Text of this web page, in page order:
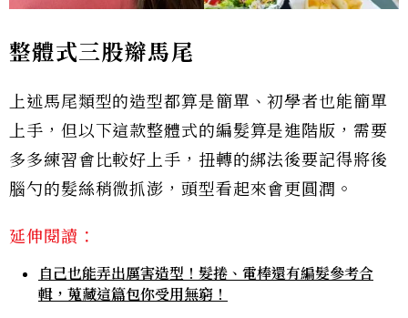
整體式三股辮馬尾
上述馬尾類型的造型都算是簡單、初學者也能簡單
上手，但以下這款整體式的編髮算是進階版，需要
多多練習會比較好上手，扭轉的綁法後要記得將後
腦勺的髮絲稍微抓澎，頭型看起來會更圓潤。
延伸閱讀：
自己也能弄出厲害造型！髮捲、電棒還有編髮參考合
輯，蒐藏這篇包你受用無窮！